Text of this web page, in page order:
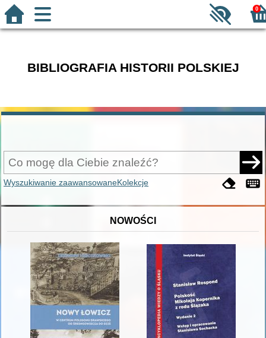
0
BIBLIOGRAFIA HISTORII POLSKIEJ
Wyszukiwanie zaawansowaneKolekcje
NOWOŚCI